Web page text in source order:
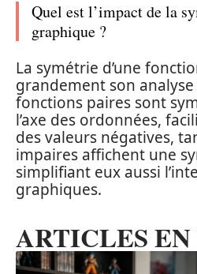
Quel est l’impact de la
graphique ?
La symétrie d’une
grandement son
fonctions paires sont
l’axe des ordonnées,
des valeurs négatives,
impaires affichent une
simplifiant eux aussi
graphiques.
ARTICLES